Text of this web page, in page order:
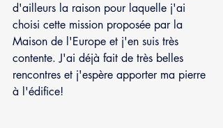
d'ailleurs la raison pour laquelle j'ai
choisi cette mission proposée par la
Maison de l'Europe et j'en suis très
contente. J'ai déjà fait de très belles
rencontres et j'espère apporter ma pierre
à l'édifice!